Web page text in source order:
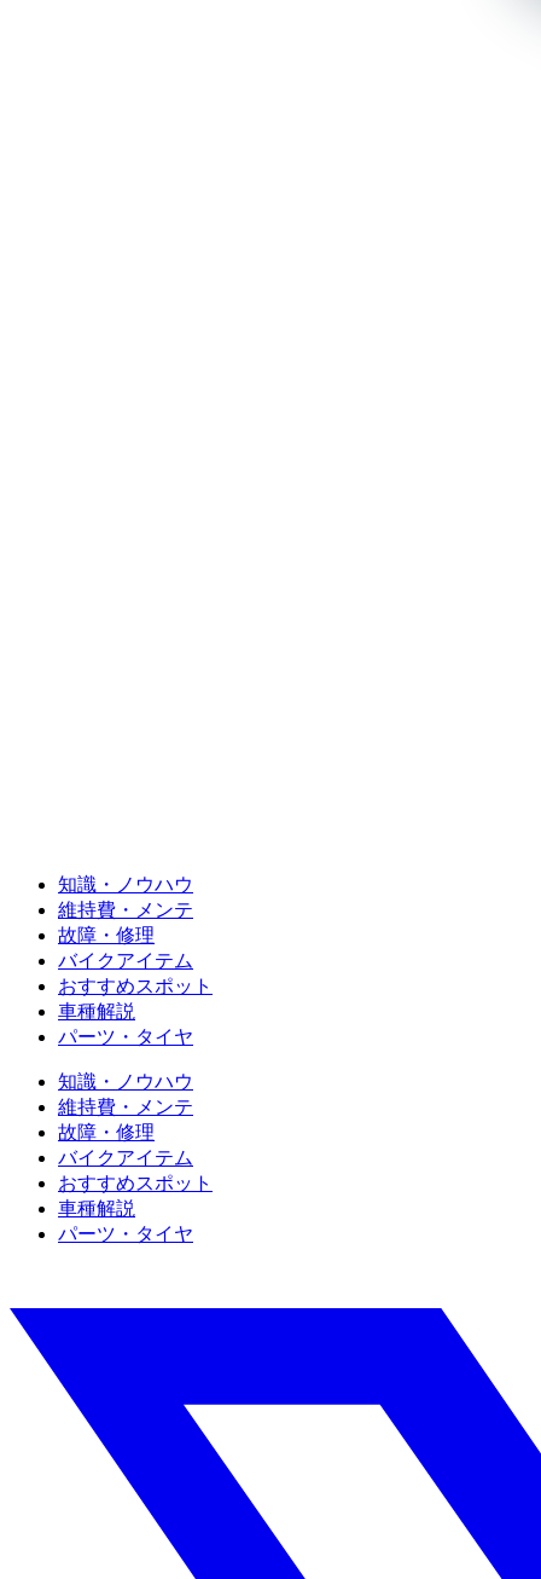
知識・ノウハウ
維持費・メンテ
故障・修理
バイクアイテム
おすすめスポット
車種解説
パーツ・タイヤ
知識・ノウハウ
維持費・メンテ
故障・修理
バイクアイテム
おすすめスポット
車種解説
パーツ・タイヤ